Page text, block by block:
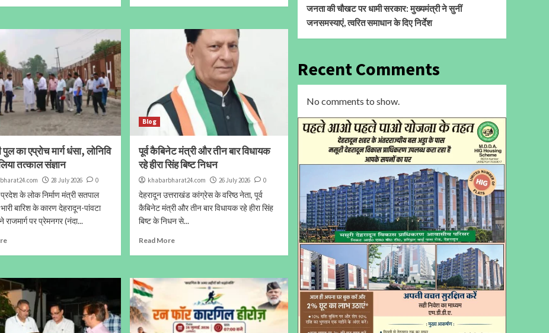
का एप्रोच मार्ग धंसा, लोनिवि
तत्काल संज्ञान
28 July 2026 0
के लोक निर्माण मंत्री सतपाल
बारिश के कारण देहरादून-पांवटा
राजमार्ग पर प्रेमनगर (नंदा...
Blog
पूर्व कैबिनेट मंत्री और तीन बार विधायक
रहे हीरा सिंह बिष्ट निधन
khabarbharat24.com 26 July 2026 0
देहरादून उत्तराखंड कांग्रेस के वरिष्ठ नेता, पूर्व
कैबिनेट मंत्री और तीन बार विधायक रहे हीरा सिंह
बिष्ट के निधन से...
Read More
जनता की चौखट पर धामी सरकार: मुख्यमंत्री ने सुनीं
जनसमस्याएं, त्वरित समाधान के दिए निर्देश
Recent Comments
No comments to show.